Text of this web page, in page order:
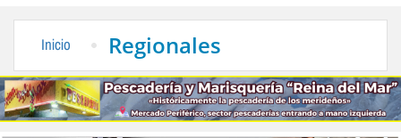
Inicio Regionales